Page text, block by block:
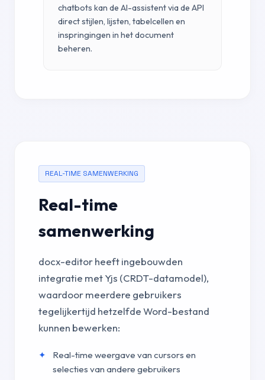
chatbots kan de AI-assistent via de API
direct stijlen, lijsten, tabelcellen en
inspringingen in het document
beheren.
REAL-TIME SAMENWERKING
Real-time
samenwerking
docx-editor heeft ingebouwden
integratie met Yjs (CRDT-datamodel),
waardoor meerdere gebruikers
tegelijkertijd hetzelfde Word-bestand
kunnen bewerken:
Real-time weergave van cursors en
selecties van andere gebruikers